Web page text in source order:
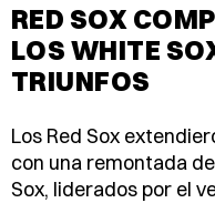
RED SOX
LOS WHITE
TRIUNFOS
Los Red Sox
con una remontada
Sox, liderados por el